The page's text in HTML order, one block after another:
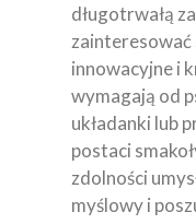
długotrwałą
zainteresować
innowacyjne i
wymagają od
układanki lub
postaci
zdolności
myślowy i